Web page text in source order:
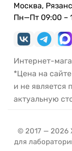
Москва,
Пн—Пт 09:00 –
Интернет-
*Цена на
и не является
актуальную
© 2017 — 2026
для